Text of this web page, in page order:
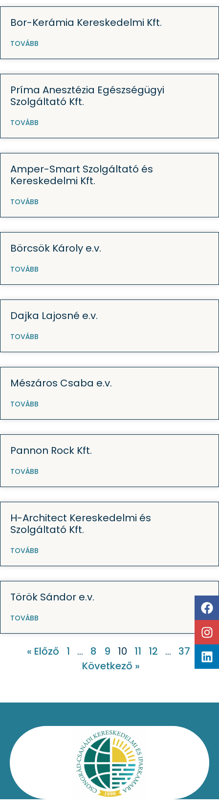
Bor-Kerámia Kereskedelmi Kft.
TOVÁBB
Príma Anesztézia Egészségügyi
Szolgáltató Kft.
TOVÁBB
Amper-Smart Szolgáltató és
Kereskedelmi Kft.
TOVÁBB
Börcsök Károly e.v.
TOVÁBB
Dajka Lajosné e.v.
TOVÁBB
Mészáros Csaba e.v.
TOVÁBB
Pannon Rock Kft.
TOVÁBB
H-Architect Kereskedelmi és
Szolgáltató Kft.
TOVÁBB
Török Sándor e.v.
TOVÁBB
« Előző 1 … 8 9 10 11 12 …
37
Következő »